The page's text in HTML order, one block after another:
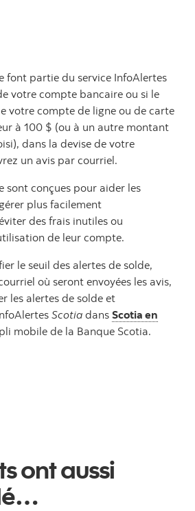
font partie du service InfoAlertes
votre compte bancaire ou si le
votre compte de ligne ou de carte
à 100 $ (ou à un autre montant
dans la devise de votre
un avis par courriel.
sont conçues pour aider les
plus facilement
des frais inutiles ou
de leur compte.
le seuil des alertes de solde,
où seront envoyées les avis,
les alertes de solde et
Scotia dans Scotia en
mobile de la Banque Scotia.
ont aussi